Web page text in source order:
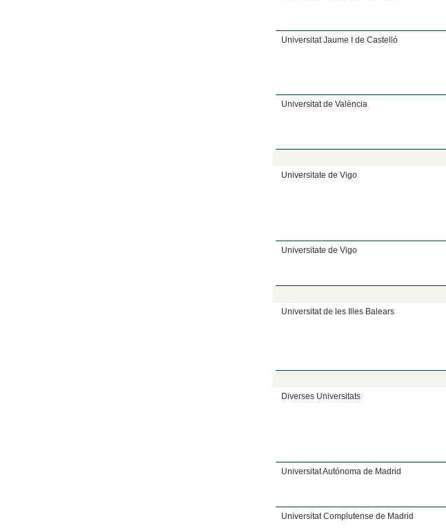
Universitat Jaume I de Castelló
Universitat de València
Universitate de Vigo
Universitate de Vigo
Universitat de les Illes Balears
Diverses Universitats
Universitat Autónoma de Madrid
Universitat Complutense de Madrid